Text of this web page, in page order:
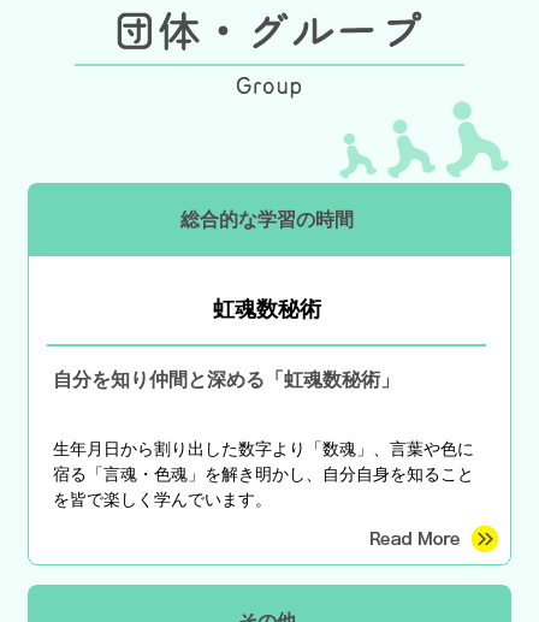
総合的な学習の時間
虹魂数秘術
自分を知り仲間と深める「虹魂数秘術」
生年月日から割り出した数字より「数魂」、言葉や色に
宿る「言魂・色魂」を解き明かし、自分自身を知ること
を皆で楽しく学んでいます。